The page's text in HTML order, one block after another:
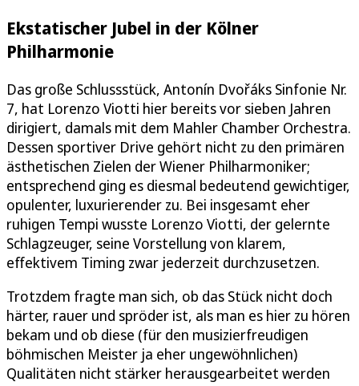
Ekstatischer Jubel in der Kölner
Philharmonie
Das große Schlussstück, Antonín Dvořáks Sinfonie Nr.
7, hat Lorenzo Viotti hier bereits vor sieben Jahren
dirigiert, damals mit dem Mahler Chamber Orchestra.
Dessen sportiver Drive gehört nicht zu den primären
ästhetischen Zielen der Wiener Philharmoniker;
entsprechend ging es diesmal bedeutend gewichtiger,
opulenter, luxurierender zu. Bei insgesamt eher
ruhigen Tempi wusste Lorenzo Viotti, der gelernte
Schlagzeuger, seine Vorstellung von klarem,
effektivem Timing zwar jederzeit durchzusetzen.
Trotzdem fragte man sich, ob das Stück nicht doch
härter, rauer und spröder ist, als man es hier zu hören
bekam und ob diese (für den musizierfreudigen
böhmischen Meister ja eher ungewöhnlichen)
Qualitäten nicht stärker herausgearbeitet werden